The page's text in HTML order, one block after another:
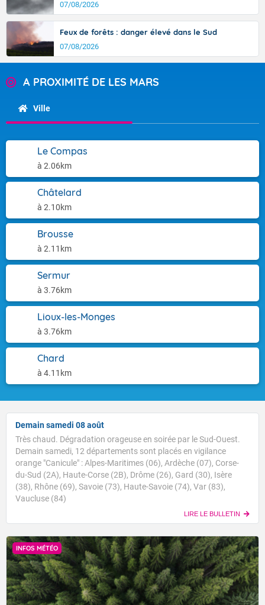
07/08/2026
Feux de forêts : danger élevé dans le Sud
07/08/2026
A PROXIMITÉ DE LES MARS
Ville
Le Compas
à 2.06km
Châtelard
à 2.10km
Brousse
à 2.11km
Sermur
à 3.76km
Lioux-les-Monges
à 3.76km
Chard
à 4.11km
Demain samedi 08 août
Très chaud. Dégradation orageuse en soirée par le Sud-Ouest.
Demain samedi, 12 départements sont placés en vigilance
orange "Canicule" : Alpes-Maritimes (06), Ardèche (07), Corse-
du-Sud (2A), Haute-Corse (2B), Drôme (26), Gard (30), Isère
(38), Rhône (69), Savoie (73), Haute-Savoie (74), Var (83),
Vaucluse (84)
LIRE LE BULLETIN
INFOS MÉTÉO